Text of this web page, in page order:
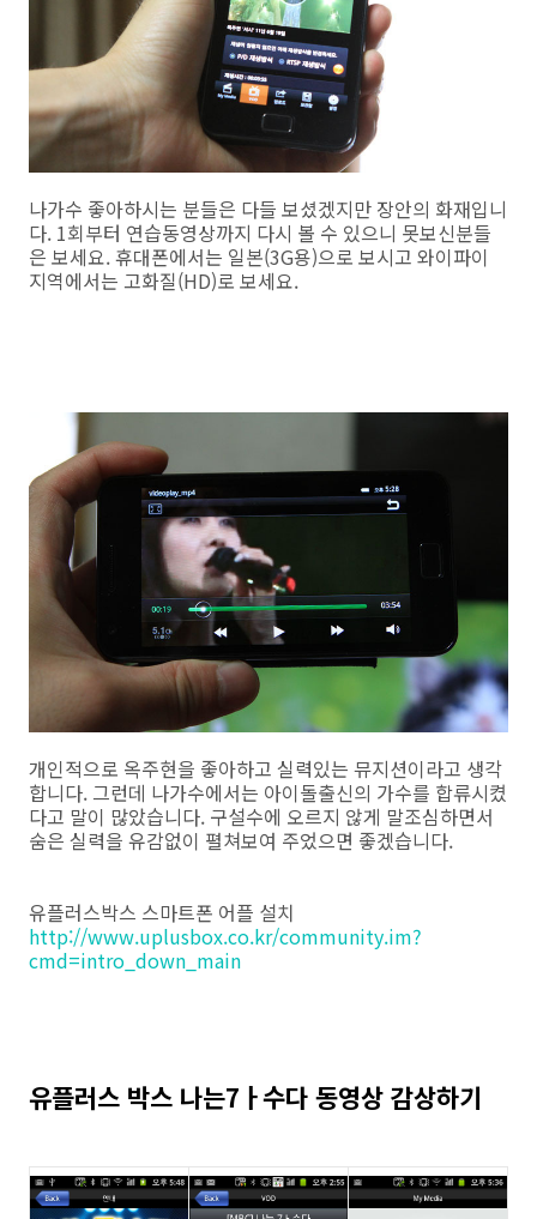
나가수 좋아하시는 분들은 다들 보셨겠지만 장안의 화재입니
다. 1회부터 연습동영상까지 다시 볼 수 있으니 못보신분들
은 보세요. 휴대폰에서는 일본(3G용)으로 보시고 와이파이
지역에서는 고화질(HD)로 보세요.
개인적으로 옥주현을 좋아하고 실력있는 뮤지션이라고 생각
합니다. 그런데 나가수에서는 아이돌출신의 가수를 합류시켰
다고 말이 많았습니다. 구설수에 오르지 않게 말조심하면서
숨은 실력을 유감없이 펼쳐보여 주었으면 좋겠습니다.
유플러스박스 스마트폰 어플 설치
http://www.uplusbox.co.kr/community.im?
cmd=intro_down_main
유플러스 박스 나는7ㅏ수다 동영상 감상하기